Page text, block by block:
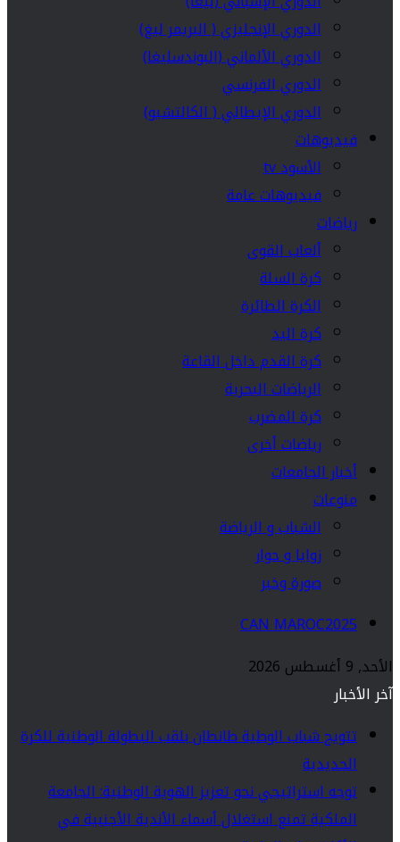
الدوري الإنجليزي ( البريمر ليغ)
الدوري الألماني (البوندسليغا)
الدوري الفرنسي
الدوري الإيطالي ( الكالتشيو)
فيديوهات
الأسود tv
فيديوهات عامة
رياضات
ألعاب القوى
كرة السلة
الكرة الطائرة
كرة اليد
كرة القدم داخل القاعة
الرياضات البحرية
كرة المضرب
رياضات أخرى
أخبار الجامعات
منوعات
الشباب و الرياضة
زوايا و حوار
صورة وخبر
CAN MAROC2025
الأحد, 9 أغسطس 2026
آخر الأخبار
تتويج شباب الوطية طانطان بلقب البطولة الوطنية للكرة
الحديدية
توجه استراتيجي نحو تعزيز الهوية الوطنية: الجامعة
الملكية تمنع استغلال أسماء الأندية الأجنبية في